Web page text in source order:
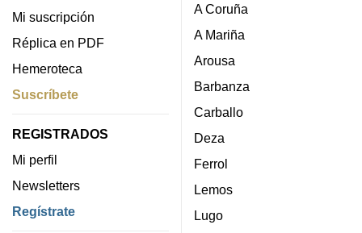
Mi suscripción
Réplica en PDF
Hemeroteca
Suscríbete
REGISTRADOS
Mi perfil
Newsletters
Regístrate
A Coruña
A Mariña
Arousa
Barbanza
Carballo
Deza
Ferrol
Lemos
Lugo